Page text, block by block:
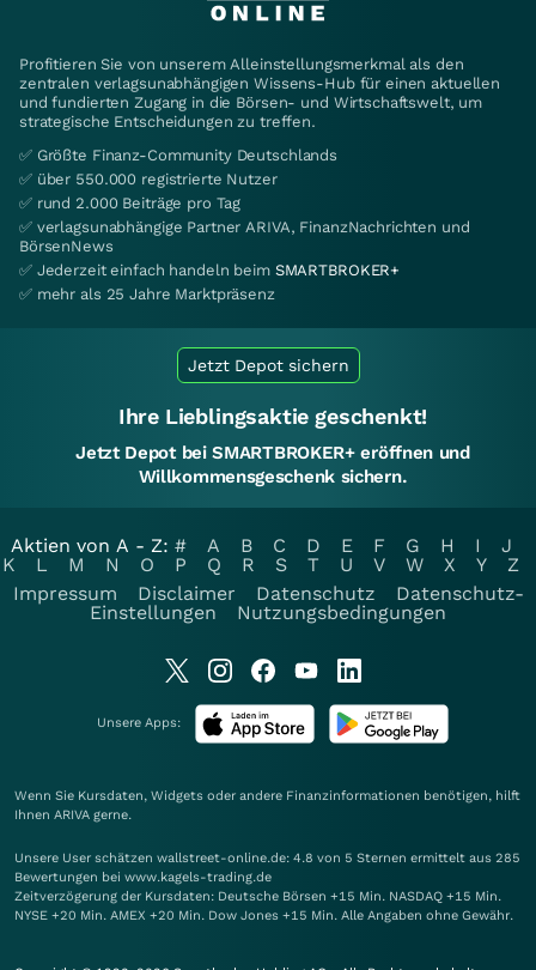
Profitieren Sie von unserem Alleinstellungsmerkmal als den
zentralen verlagsunabhängigen Wissens-Hub für einen aktuellen
und fundierten Zugang in die Börsen- und Wirtschaftswelt, um
strategische Entscheidungen zu treffen.
✅ Größte Finanz-Community Deutschlands
✅ über 550.000 registrierte Nutzer
✅ rund 2.000 Beiträge pro Tag
✅ verlagsunabhängige Partner ARIVA, FinanzNachrichten und
BörsenNews
✅ Jederzeit einfach handeln beim SMARTBROKER+
✅ mehr als 25 Jahre Marktpräsenz
Jetzt Depot sichern
Ihre Lieblingsaktie geschenkt!
Jetzt Depot bei SMARTBROKER+ eröffnen und
Willkommensgeschenk sichern.
Aktien von A - Z: # A B C D E F G H I
J
K
L M N O P Q R S T U V W X Y
Z
Impressum
Disclaimer Datenschutz
Datenschutz-
Einstellungen
Nutzungsbedingungen
Unsere Apps:
Wenn Sie Kursdaten, Widgets oder andere Finanzinformationen benötigen, hilft
Ihnen ARIVA gerne.
Unsere User schätzen wallstreet-online.de: 4.8 von 5 Sternen ermittelt aus 285
Bewertungen bei www.kagels-trading.de
Zeitverzögerung der Kursdaten: Deutsche Börsen +15 Min. NASDAQ +15 Min.
NYSE +20 Min. AMEX +20 Min. Dow Jones +15 Min. Alle Angaben ohne Gewähr.